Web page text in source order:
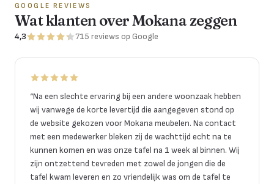
GOOGLE REVIEWS
Wat klanten over Mokana zeggen
4,3 715 reviews op Google
“Na een slechte ervaring bij een andere woonzaak hebben
wij vanwege de korte levertijd die aangegeven stond op
de website gekozen voor Mokana meubelen. Na contact
met een medewerker bleken zij de wachttijd echt na te
kunnen komen en was onze tafel na 1 week al binnen. Wij
zijn ontzettend tevreden met zowel de jongen die de
tafel kwam leveren en zo vriendelijk was om de tafel te